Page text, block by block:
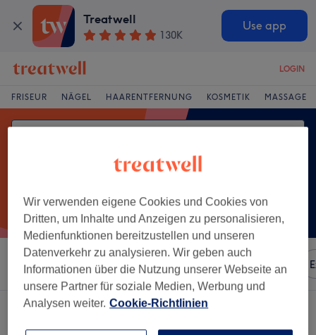
Treatwell
130K
Use app
LOGIN
FRISEUR NÄGEL HAARENTFERNUNG KOSMETIK MASSAGE
Sortieren nach Besonderheiten Marken Salons
Ein Salon, der anbietet: ponyschnitt in Rheine, Nordrhein-Westfalen
Wir verwenden eigene Cookies und Cookies von
Dritten, um Inhalte und Anzeigen zu personalisieren,
Medienfunktionen bereitzustellen und unseren
Datenverkehr zu analysieren. Wir geben auch
Informationen über die Nutzung unserer Webseite an
unsere Partner für soziale Medien, Werbung und
Analysen weiter. Cookie-Richtlinien